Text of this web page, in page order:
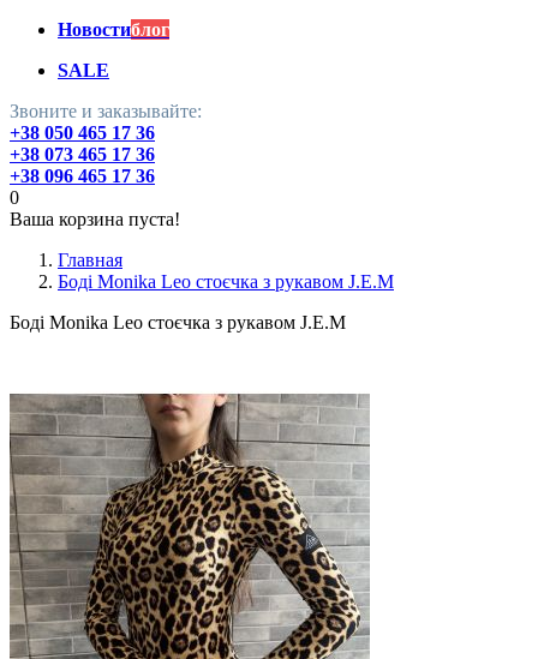
Новостиблог
SALE
Звоните и заказывайте:
+38 050 465 17 36
+38 073 465 17 36
+38 096 465 17 36
0
Ваша корзина пуста!
Главная
Боді Monikа Leo стоєчка з рукавом J.E.M
Боді Monikа Leo стоєчка з рукавом J.E.M